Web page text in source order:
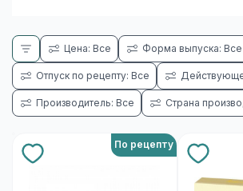
Цена: Все Форма выпуска: Все
Отпуск по рецепту: Все
Производитель: Все Страна
По рецепту